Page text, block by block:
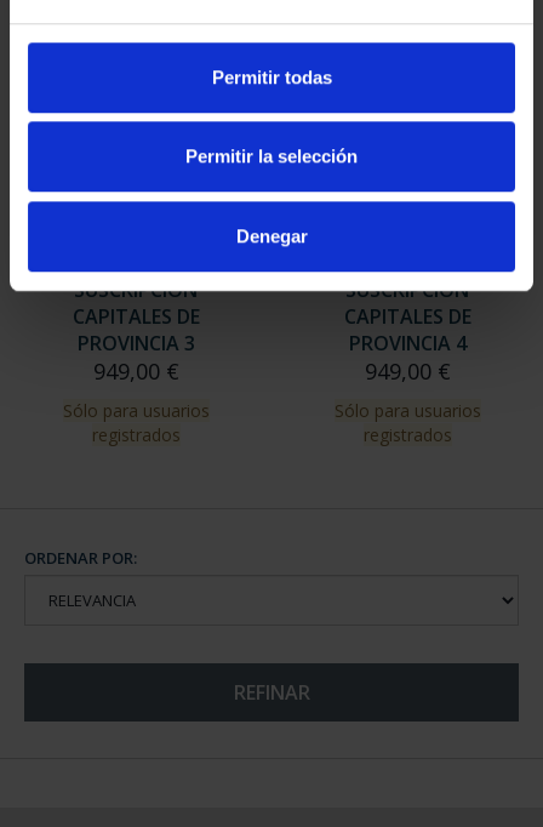
Permitir todas
Permitir la selección
Denegar
SUSCRIPCIÓN
CAPITALES DE
PROVINCIA 3
949,00 €
Sólo para usuarios
registrados
SUSCRIPCIÓN
CAPITALES DE
PROVINCIA 4
949,00 €
Sólo para usuarios
registrados
ORDENAR POR:
REFINAR